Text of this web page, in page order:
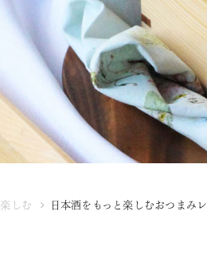
楽しむ 日本酒をもっと楽しむおつまみ